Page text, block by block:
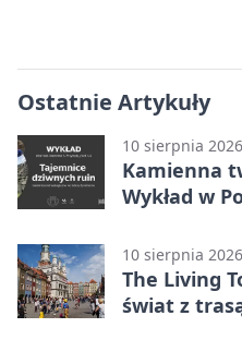
Ostatnie Artykuły
10 sierpnia 2026
Kamienna
Wykład w
10 sierpnia 2026
The Living
świat z